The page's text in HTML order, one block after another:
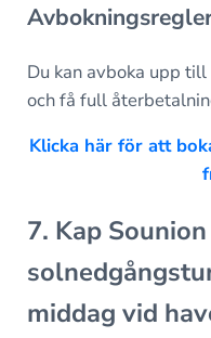
Du kan avboka upp
och få full
Klicka här för att
7. Kap
middag vid